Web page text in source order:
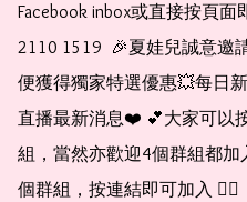
Facebook inbox或直接按頁
2110 1519  🎉夏娃兒誠意邀
便獲得獨家特選優惠💥每日
直播最新消息❤️ 💕大家可以
組，當然亦歡迎4個群組都
個群組，按連結即可加入